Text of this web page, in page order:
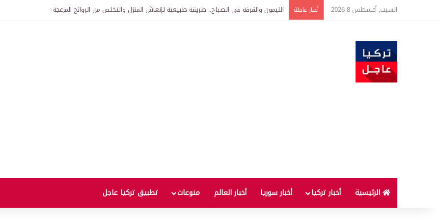
السبت, أغسطس 8 2026 أخبار عاجلة الليمون والقرفة في الصباح.. طريقة طبيعية لإنعاش المنزل والتخلص من الروائح المزعجة
الرئيسية أخبار تركيا أخبار سوريا أخبار العالم منوعات تطبيق تركيا عاجل